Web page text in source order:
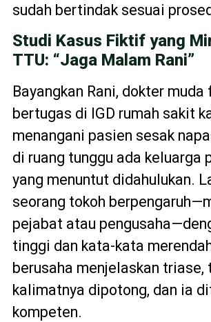
sudah bertindak sesuai
Studi Kasus Fiktif yang
TTU: “Jaga Malam Rani”
Bayangkan Rani, dokter
bertugas di IGD rumah sakit
menangani pasien sesak
di ruang tunggu ada keluarga
yang menuntut didahulukan.
seorang tokoh
pejabat atau
tinggi dan kata-kata
berusaha menjelaskan
kalimatnya dipotong, dan ia
kompeten.